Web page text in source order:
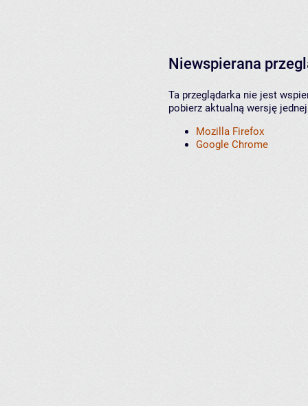
Niewspierana
Ta przeglądarka nie jest
pobierz aktualną wersję
Mozilla Firefox
Google Chrome